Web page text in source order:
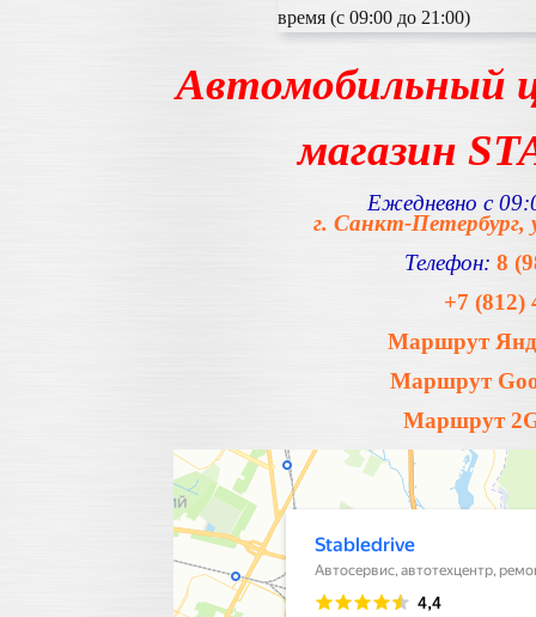
время (с 09:00 до 21:00)
Автомобильный
магазин
Ежедневно с
г. Санкт-Петербург,
Телефон: 8
+7 (812)
Маршрут
Маршрут
Маршрут